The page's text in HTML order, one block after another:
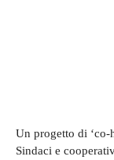
Un progetto di ‘co-
Sindaci e